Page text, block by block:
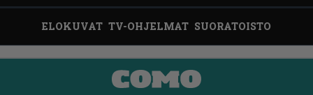
ELOKUVAT TV-OHJELMAT SUORATOISTO